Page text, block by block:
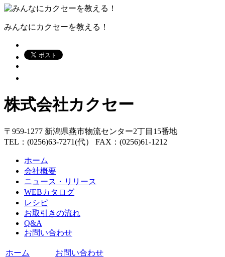
みんなにカクセーを教える！
株式会社カクセー
〒959-1277 新潟県燕市物流センター2丁目15番地
TEL：(0256)63-7271(代） FAX：(0256)61-1212
ホーム
会社概要
ニュース・リリース
WEBカタログ
レシピ
お取引きの流れ
Q&A
お問い合わせ
ホーム お問い合わせ